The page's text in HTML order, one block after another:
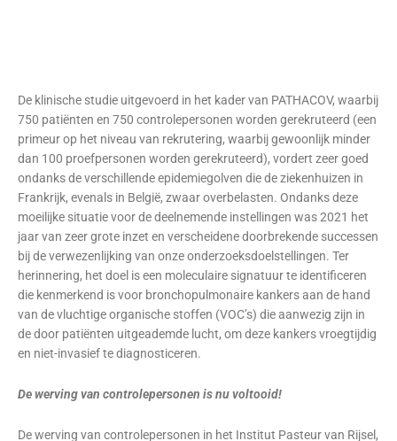
De klinische studie uitgevoerd in het kader van PATHACOV, waarbij
750 patiënten en 750 controlepersonen worden gerekruteerd (een
primeur op het niveau van rekrutering, waarbij gewoonlijk minder
dan 100 proefpersonen worden gerekruteerd), vordert zeer goed
ondanks de verschillende epidemiegolven die de ziekenhuizen in
Frankrijk, evenals in België, zwaar overbelasten. Ondanks deze
moeilijke situatie voor de deelnemende instellingen was 2021 het
jaar van zeer grote inzet en verscheidene doorbrekende successen
bij de verwezenlijking van onze onderzoeksdoelstellingen. Ter
herinnering, het doel is een moleculaire signatuur te identificeren
die kenmerkend is voor bronchopulmonaire kankers aan de hand
van de vluchtige organische stoffen (VOC’s) die aanwezig zijn in
de door patiënten uitgeademde lucht, om deze kankers vroegtijdig
en niet-invasief te diagnosticeren.
De werving van controlepersonen is nu voltooid!
De werving van controlepersonen in het Institut Pasteur van Rijsel,